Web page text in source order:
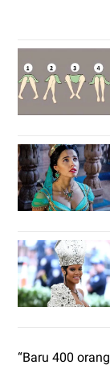
“Baru 400